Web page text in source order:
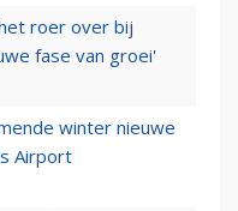
roer over bij
fase van groei'
winter nieuwe
Airport